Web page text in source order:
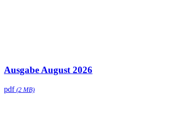
Ausgabe August 2026
pdf (2 MB)